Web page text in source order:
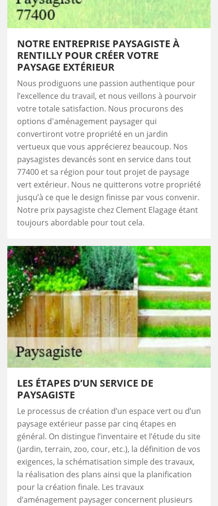
NOTRE ENTREPRISE PAYSAGISTE À
RENTILLY POUR CRÉER VOTRE
PAYSAGE EXTÉRIEUR
Nous prodiguons une passion authentique pour
l’excellence du travail, et nous veillons à pourvoir
votre totale satisfaction. Nous procurons des
options d'aménagement paysager qui
convertiront votre propriété en un jardin
vertueux que vous apprécierez beaucoup. Nos
paysagistes devancés sont en service dans tout
77400 et sa région pour tout projet de paysage
vert extérieur. Nous ne quitterons votre propriété
jusqu’à ce que le design finisse par vous convenir.
Notre prix paysagiste chez Clement Elagage étant
toujours abordable pour tout cela.
LES ÉTAPES D’UN SERVICE DE
PAYSAGISTE
Le processus de création d’un espace vert ou d’un
paysage extérieur passe par cinq étapes en
général. On distingue l’inventaire et l’étude du site
(jardin, terrain, zoo, cour, etc.), la définition de vos
exigences, la schématisation simple des travaux,
la réalisation des plans ainsi que la planification
pour la création finale. Les travaux
d’aménagement paysager concernent plusieurs